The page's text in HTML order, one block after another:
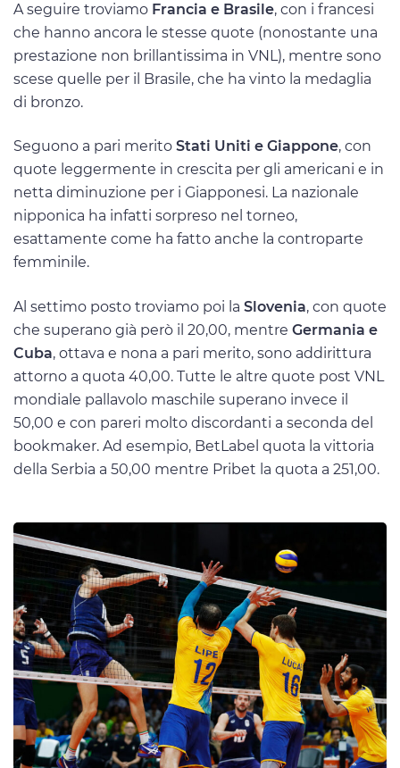
A seguire troviamo Francia e Brasile, con i francesi
che hanno ancora le stesse quote (nonostante una
prestazione non brillantissima in VNL), mentre sono
scese quelle per il Brasile, che ha vinto la medaglia
di bronzo.
Seguono a pari merito Stati Uniti e Giappone, con
quote leggermente in crescita per gli americani e in
netta diminuzione per i Giapponesi. La nazionale
nipponica ha infatti sorpreso nel torneo,
esattamente come ha fatto anche la controparte
femminile.
Al settimo posto troviamo poi la Slovenia, con quote
che superano già però il 20,00, mentre Germania e
Cuba, ottava e nona a pari merito, sono addirittura
attorno a quota 40,00. Tutte le altre quote post VNL
mondiale pallavolo maschile superano invece il
50,00 e con pareri molto discordanti a seconda del
bookmaker. Ad esempio, BetLabel quota la vittoria
della Serbia a 50,00 mentre Pribet la quota a 251,00.